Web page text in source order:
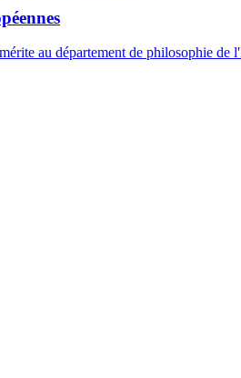
au département de philosophie